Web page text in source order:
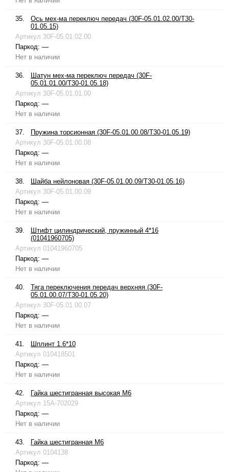
35.
Ось мех-ма переключ передач (30F-05.01.02.00/T30-
01.05.15)
Артикул 30F-05.01.02.00
Паркод: —
Нет в наличии
36.
Шатун мех-ма переключ передач (30F-
05.01.01.00/T30-01.05.18)
Артикул 30F-05.01.01.00
Паркод: —
Нет в наличии
37.
Пружина торсионная (30F-05.01.00.08/T30-01.05.19)
Артикул 30F-05.01.00.08
Паркод: —
Нет в наличии
38.
Шайба нейлоновая (30F-05.01.00.09/T30-01.05.16)
Артикул 30F-05.01.00.09
Паркод: —
Нет в наличии
39.
Штифт цилиндрический, пружинный 4*16
(01041960705)
Артикул 01041960705
Паркод: —
Нет в наличии
40.
Тяга переключения передач верхняя (30F-
05.01.00.07/T30-01.05.20)
Артикул 30F-05.01.00.07
Паркод: —
Нет в наличии
41.
Шплинт 1.6*10
Артикул 010418501
Паркод: —
Нет в наличии
42.
Гайка шестигранная высокая М6
Артикул 15A-702029
Паркод: —
Нет в наличии
43.
Гайка шестигранная М6
Артикул 0104138
Паркод: —